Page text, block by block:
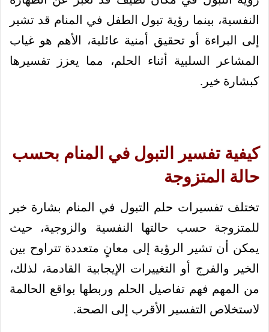
النفسية، بينما رؤية تبول الطفل في المنام قد تشير
إلى البراءة أو تحقيق أمنية عائلية، الأهم هو غياب
المشاعر السلبية أثناء الحلم، مما يعزز تفسيرها
كبشارة خير.
كيفية تفسير التبول في المنام بحسب
حالة المتزوجة
تختلف تفسيرات حلم التبول في المنام بشارة خير
للمتزوجة حسب حالتها النفسية والزوجية، حيث
يمكن أن تشير الرؤية إلى معانٍ متعددة تتراوح بين
الخير والفرج أو التغييرات الإيجابية القادمة، لذلك،
من المهم فهم تفاصيل الحلم وربطها بواقع الحالمة
لاستخلاص التفسير الأقرب إلى الصحة.